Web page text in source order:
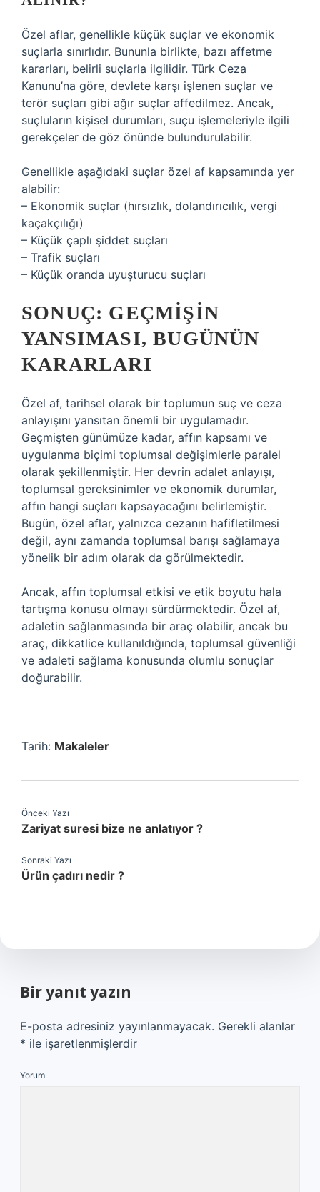
Özel aflar, genellikle küçük suçlar ve ekonomik
suçlarla sınırlıdır. Bununla birlikte, bazı affetme
kararları, belirli suçlarla ilgilidir. Türk Ceza
Kanunu’na göre, devlete karşı işlenen suçlar ve
terör suçları gibi ağır suçlar affedilmez. Ancak,
suçluların kişisel durumları, suçu işlemeleriyle ilgili
gerekçeler de göz önünde bulundurulabilir.
Genellikle aşağıdaki suçlar özel af kapsamında yer
alabilir:
– Ekonomik suçlar (hırsızlık, dolandırıcılık, vergi
kaçakçılığı)
– Küçük çaplı şiddet suçları
– Trafik suçları
– Küçük oranda uyuşturucu suçları
SONUÇ: GEÇMIŞIN
YANSIMASI, BUGÜNÜN
KARARLARI
Özel af, tarihsel olarak bir toplumun suç ve ceza
anlayışını yansıtan önemli bir uygulamadır.
Geçmişten günümüze kadar, affın kapsamı ve
uygulanma biçimi toplumsal değişimlerle paralel
olarak şekillenmiştir. Her devrin adalet anlayışı,
toplumsal gereksinimler ve ekonomik durumlar,
affın hangi suçları kapsayacağını belirlemiştir.
Bugün, özel aflar, yalnızca cezanın hafifletilmesi
değil, aynı zamanda toplumsal barışı sağlamaya
yönelik bir adım olarak da görülmektedir.
Ancak, affın toplumsal etkisi ve etik boyutu hala
tartışma konusu olmayı sürdürmektedir. Özel af,
adaletin sağlanmasında bir araç olabilir, ancak bu
araç, dikkatlice kullanıldığında, toplumsal güvenliği
ve adaleti sağlama konusunda olumlu sonuçlar
doğurabilir.
Tarih: Makaleler
Önceki Yazı
Zariyat suresi bize ne anlatıyor ?
Sonraki Yazı
Ürün çadırı nedir ?
Bir yanıt yazın
E-posta adresiniz yayınlanmayacak. Gerekli alanlar
* ile işaretlenmişlerdir
Yorum